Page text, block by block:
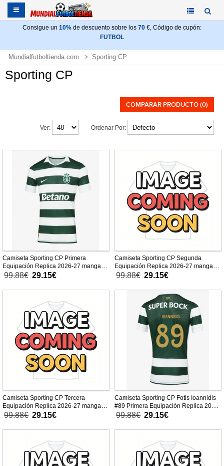
Consigue un 10% de descuento sobre los 70 €, Código de cupón:
FUTBOL
Mundialfutboltienda.com Sporting CP
Sporting CP
COMPARAR PRODUCTO (0)
Ordenar Por:
Ver:
Camiseta Sporting CP Primera
Equipación Replica 2026-27 mangas
cortas
99.88€ 29.15€
Camiseta Sporting CP Segunda
Equipación Replica 2026-27 mangas
cortas
99.88€ 29.15€
Camiseta Sporting CP Tercera
Equipación Replica 2026-27 mangas
cortas
99.88€ 29.15€
Camiseta Sporting CP Fotis Ioannidis
#89 Primera Equipación Replica 2026-
27 mangas cortas
99.88€ 29.15€